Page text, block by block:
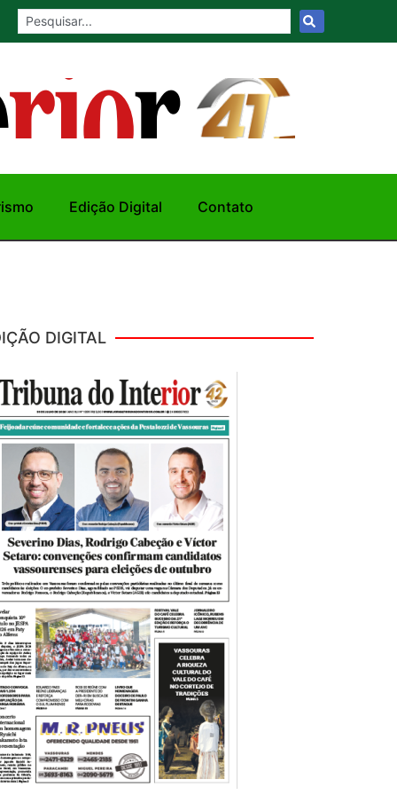
Edição Digital Contato
DIGITAL